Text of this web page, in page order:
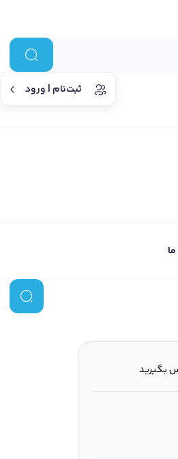
ثبت‌نام | ورود
بگیرید